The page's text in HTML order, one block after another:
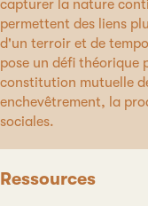
capturer la nature
permettent des liens
d'un terroir et de
pose un défi théorique
constitution mutuelle
enchevêtrement, la
sociales.
Ressources